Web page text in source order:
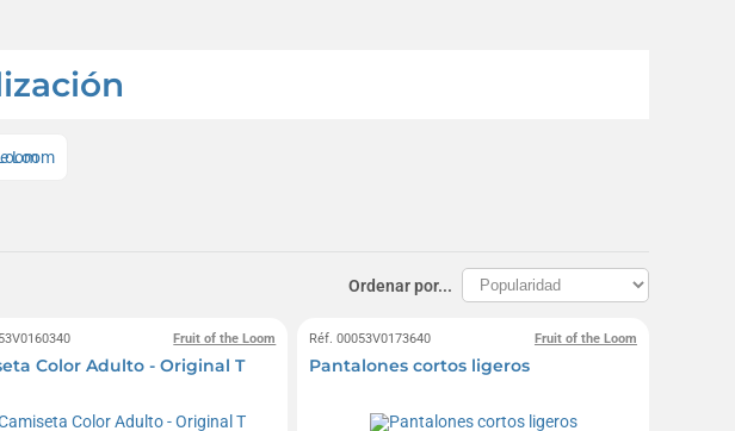
Loom
Ordenar por...
Fruit of the Loom
Color Adulto - Original T
Fruit of the Loom
Réf. 00053V0173640
Pantalones cortos ligeros